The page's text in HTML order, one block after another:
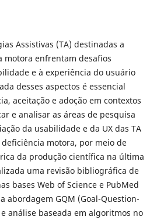
Assistivas (TA) destinadas a
motora enfrentam desafios
e à experiência do usuário
desses aspectos é essencial
aceitação e adoção em contextos
e analisar as áreas de pesquisa
da usabilidade e da UX das TA
motora, por meio de
da produção científica na última
uma revisão bibliográfica de
bases Web of Science e PubMed
abordagem GQM (Goal-Question-
análise baseada em algoritmos no